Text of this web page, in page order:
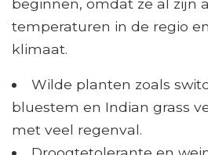
beginnen, omdat ze al zijn
temperaturen in de regio
klimaat.
Wilde planten zoals
bluestem en Indian grass
met veel regenval.